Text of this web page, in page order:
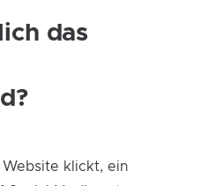
das
Website klickt, ein